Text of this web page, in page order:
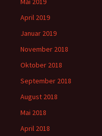
April 2019
Januar 2019
November 2018
Oktober 2018
September 2018
August 2018
Mai 2018
April 2018